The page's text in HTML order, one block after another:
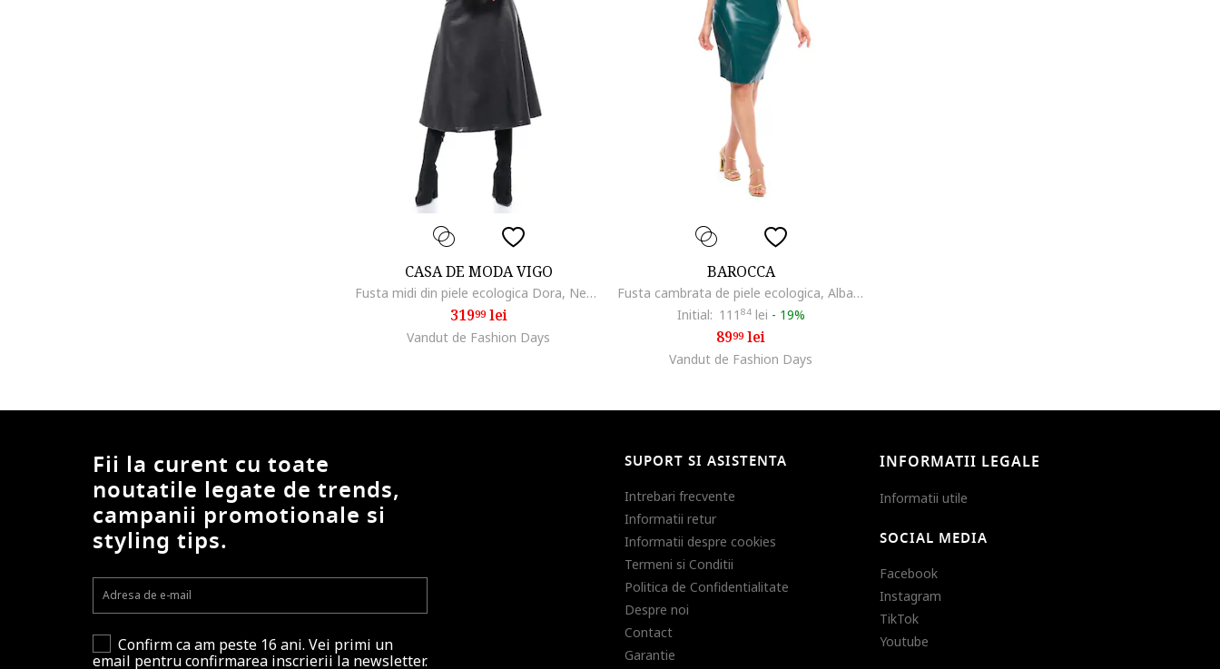
CASA DE MODA VIGO
Fusta midi din piele ecologica Dora, Negru
31999lei
Vandut de Fashion Days
BAROCCA
Fusta cambrata de piele ecologica, Albastru petrol
Initial: 111 84lei - 19%
8999lei
Vandut de Fashion Days
Fii la curent cu toate
noutatile legate de trends,
campanii promotionale si
styling tips.
Confirm ca am peste 16 ani. Vei primi un
email pentru confirmarea inscrierii la newsletter.
SUPORT SI ASISTENTA
Intrebari frecvente
Informatii retur
Informatii despre cookies
Termeni si Conditii
Politica de Confidentialitate
Despre noi
Contact
Garantie
INFORMATII LEGALE
Informatii utile
SOCIAL MEDIA
Facebook
Instagram
TikTok
Youtube